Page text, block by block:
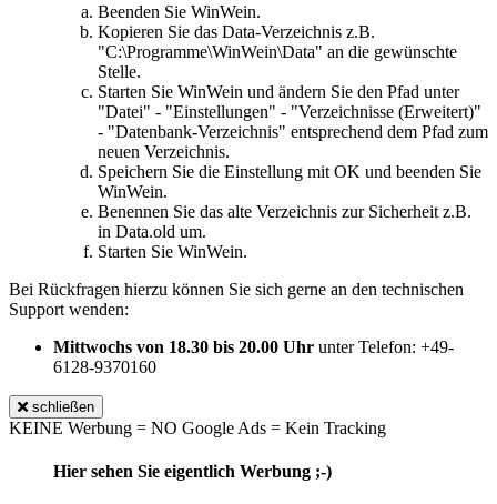
Beenden Sie WinWein.
Kopieren Sie das Data-Verzeichnis z.B.
"C:\Programme\WinWein\Data" an die gewünschte
Stelle.
Starten Sie WinWein und ändern Sie den Pfad unter
"Datei" - "Einstellungen" - "Verzeichnisse (Erweitert)"
- "Datenbank-Verzeichnis" entsprechend dem Pfad zum
neuen Verzeichnis.
Speichern Sie die Einstellung mit OK und beenden Sie
WinWein.
Benennen Sie das alte Verzeichnis zur Sicherheit z.B.
in Data.old um.
Starten Sie WinWein.
Bei Rückfragen hierzu können Sie sich gerne an den technischen
Support wenden:
Mittwochs von 18.30 bis 20.00 Uhr unter Telefon: +49-
6128-9370160
schließen
KEINE Werbung = NO Google Ads = Kein Tracking
Hier sehen Sie eigentlich Werbung ;-)